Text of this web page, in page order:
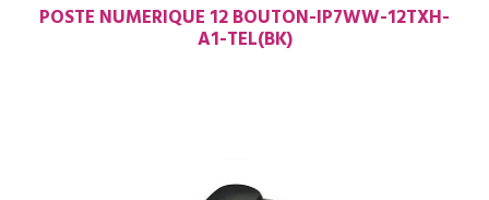
POSTE NUMERIQUE 12 BOUTON-IP7WW-12TXH-
A1-TEL(BK)